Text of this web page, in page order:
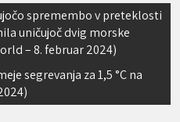
spremembo v preteklosti
uničujoč dvig morske
– 8. februar 2024)
segrevanja za 1,5 °C na